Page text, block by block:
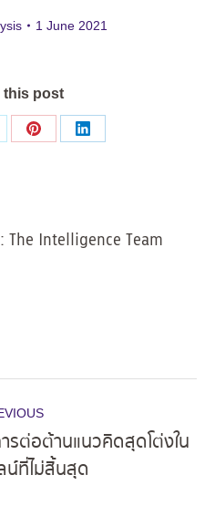
1 June 2021
this post
Share
Share
The Intelligence Team
Previous
post:
รต่อต้านแนวคิดสุดโต่งใน
น์ที่ไม่สิ้นสุด